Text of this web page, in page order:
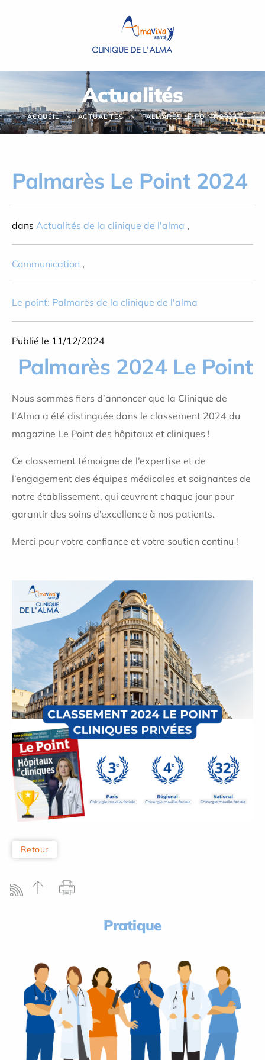
Actualités
ACCUEIL ACTUALITÉS PALMARÈS LE POINT 2024
Palmarès Le Point 2024
dans Actualités de la clinique de l'alma ,
Communication ,
Le point: Palmarès de la clinique de l'alma
Publié le 11/12/2024
Palmarès 2024 Le Point
Nous sommes fiers d’annoncer que la Clinique de
l'Alma a été distinguée dans le classement 2024 du
magazine Le Point des hôpitaux et cliniques !
Ce classement témoigne de l’expertise et de
l’engagement des équipes médicales et soignantes de
notre établissement, qui œuvrent chaque jour pour
garantir des soins d’excellence à nos patients.
Merci pour votre confiance et votre soutien continu !
Retour
Pratique